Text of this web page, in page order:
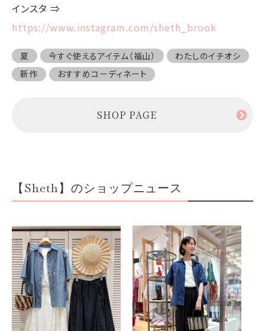
インスタ ⇒
https://www.instagram.com/sheth_brook
夏 今すぐ使えるアイテム（福山）
わたしのイチオシ
新作
おすすめコーディネート
SHOP PAGE
【Sheth】のショップニュース